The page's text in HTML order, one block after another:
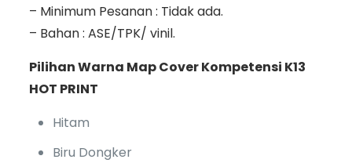
– Minimum Pesanan : Tidak ada.
– Bahan : ASE/TPK/ vinil.
Pilihan Warna Map Cover Kompetensi K13
HOT PRINT
Hitam
Biru Dongker